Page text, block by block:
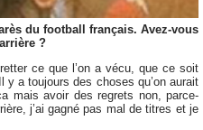
du football français. Avez-vous
?
ce que l’on a vécu, que ce soit
y a toujours des choses qu’on aurait
mais avoir des regrets non, parce-
j’ai gagné pas mal de titres et je